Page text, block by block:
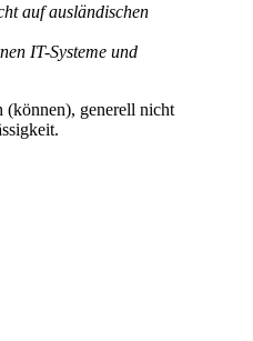
auf ausländischen
IT-Systeme und
(können), generell nicht